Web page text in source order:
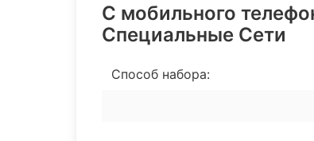
С мобильного
Специальные Сети
Способ набора: